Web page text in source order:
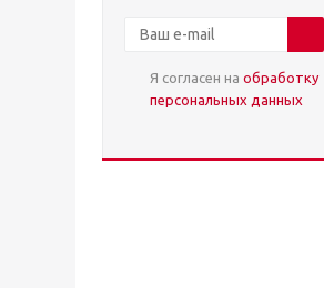
Я согласен на обработку
персональных данных